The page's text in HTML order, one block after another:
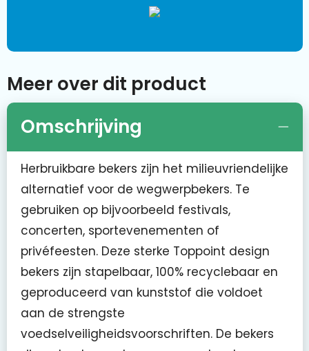
Meer over dit product
Omschrijving
Herbruikbare bekers zijn het milieuvriendelijke
alternatief voor de wegwerpbekers. Te
gebruiken op bijvoorbeeld festivals,
concerten, sportevenementen of
privéfeesten. Deze sterke Toppoint design
bekers zijn stapelbaar, 100% recyclebaar en
geproduceerd van kunststof die voldoet
aan de strengste
voedselveiligheidsvoorschriften. De bekers